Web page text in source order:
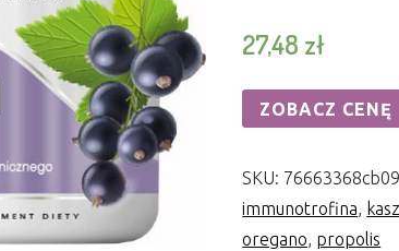
27,48 zł
ZOBACZ CENĘ
SKU: 76663368cb09
immunotrofina,
oregano, propolis